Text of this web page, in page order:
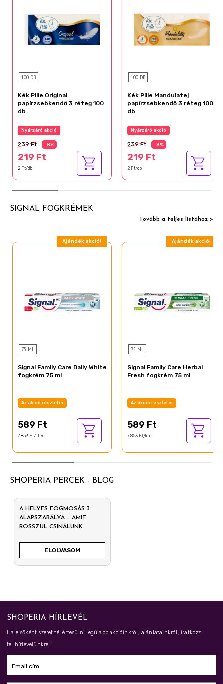
100 DB
Kék Pille Original
papírzsebkendő 3 réteg 100
db
Nyárzáró akció
239 Ft -8%
219 Ft
2 Ft/db
100 DB
Kék Pille Mandulatej
papírzsebkendő 3 réteg 100
db
Nyárzáró akció
239 Ft -8%
219 Ft
2 Ft/db
SIGNAL FOGKRÉMEK
Tovább a teljes listához >
Ajándék akció!
75 ML
Signal Family Care Daily White
fogkrém 75 ml
Az akció részletei
589 Ft
7 853 Ft/liter
Ajándék akció!
75 ML
Signal Family Care Herbal
Fresh fogkrém 75 ml
Az akció részletei
589 Ft
7 853 Ft/liter
SHOPERIA PERCEK - BLOG
A HELYES FOGMOSÁS 3
ALAPSZABÁLYA – AMIT
ROSSZUL CSINÁLUNK
ELOLVASOM
SHOPERIA HÍRLEVÉL
Ha elsőként szeretnél értesülni legújabb akcióinkról, ajánlatainkról, iratkozz
fel hírlevelünkre!
Email cím